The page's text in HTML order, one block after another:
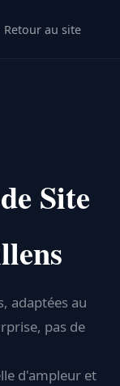
au site
Site
adaptées au
pas de
d'ampleur et